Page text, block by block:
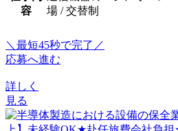
容
場 / 交替制
＼最短45秒で完了／
応募へ進む
詳しく
見る